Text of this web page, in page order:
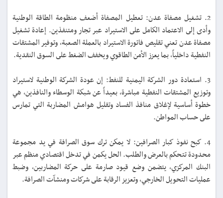
2. تشغيل مصفاة عدن: تعطيل المصفاة أضعف منظومة الطاقة الوطنية
وأدى إلى الاعتماد الكامل على الاستيراد عبر تجار ومتنفذين. إعادة تشغيل
مصفاة عدن تعني تقليص فاتورة الاستيراد بالعملة الصعبة، وتوفير المشتقات
النفطية داخلياً، بما يعزز الأمن الطاقوي ويخفف الضغط على السوق النقدية.
3. استعادة دور الشركة اليمنية للنفط: إن عودة الشركة الوطنية لاستيراد
وتوزيع المشتقات النفطية مباشرة، بعيداً عن شبكة الوسطاء والنافذين، هي
خطوة أساسية لإغلاق منافذ الفساد وتقليل هوامش المضاربة التي تمارس
على حساب المواطن.
4. كبح نفوذ كبار الصرافين: لا يمكن ترك سوق الصرافة في يد مجموعة
محدودة تتحكم بالعرض والطلب. الحل يكمن في تدخل اقتصادي منظم عبر
البنك المركزي، يتضمن وضع قيود صارمة على حركة المضاربين، وضبط
عمليات التحويل الخارجي، وتعزيز الرقابة على شركات ومنشآت الصرافة.